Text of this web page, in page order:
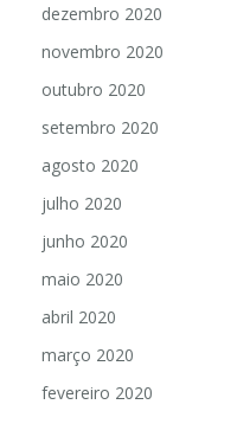
dezembro 2020
novembro 2020
outubro 2020
setembro 2020
agosto 2020
julho 2020
junho 2020
maio 2020
abril 2020
março 2020
fevereiro 2020